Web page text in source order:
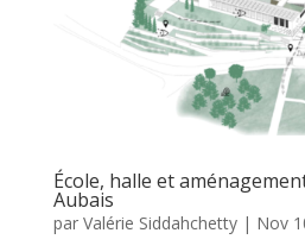
École, halle et
Aubais
par Valérie Siddahchetty| Nov